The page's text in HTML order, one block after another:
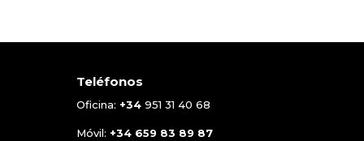
Teléfonos
Oficina: +34951 31 40 68
Móvil: +34 659 83 89 87